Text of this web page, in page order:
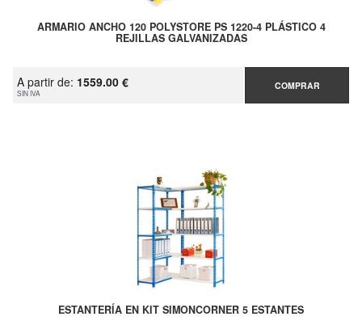
ARMARIO ANCHO 120 POLYSTORE PS 1220-4 PLÁSTICO 4
REJILLAS GALVANIZADAS
A partir de: 1559.00 €
SIN IVA
COMPRAR
ESTANTERÍA EN KIT SIMONCORNER 5 ESTANTES